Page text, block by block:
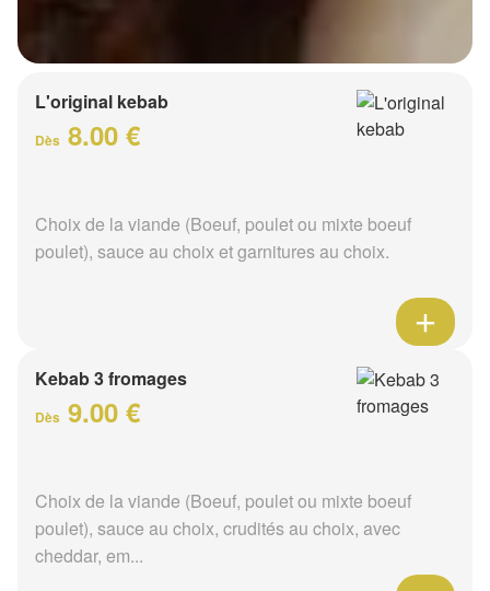
L'original kebab
Dès 8.00 €
Choix de la viande (Boeuf, poulet ou mixte boeuf
poulet), sauce au choix et garnitures au choix.
Kebab 3 fromages
Dès 9.00 €
Choix de la viande (Boeuf, poulet ou mixte boeuf
poulet), sauce au choix, crudités au choix, avec
cheddar, em...